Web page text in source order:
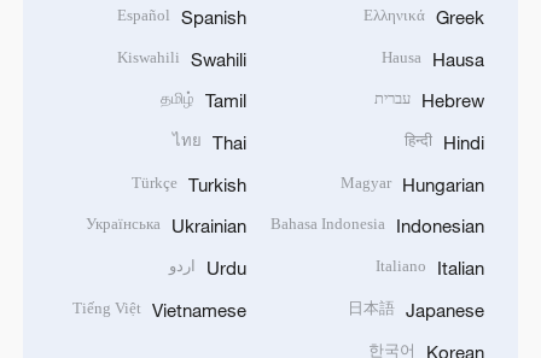
Greek
Ελληνικά
Hausa
Hausa
Hebrew עברית
Hindi
हिन्दी
Hungarian
Magyar
Indonesian
Bahasa Indonesia
Italian
Italiano
Japanese
日本語
Korean
한국어
Spanish
Español
Swahili
Kiswahili
Tamil
தமிழ்
Thai
ไทย
Turkish
Türkçe
Ukrainian
Українська
Urdu اردو
Vietnamese
Tiếng Việt